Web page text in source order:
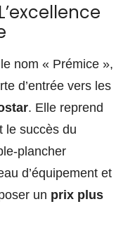
nom « Prémice »,
d’entrée vers les
. Elle reprend
le succès du
plancher
d’équipement et
un prix plus